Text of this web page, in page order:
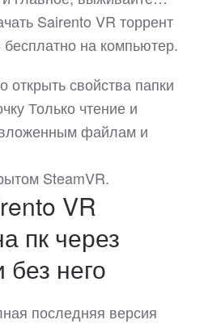
Sairento VR торрент
на компьютер.
открыть свойства папки
Только чтение и
файлам и
SteamVR.
VR
пк через
него
последняя версия